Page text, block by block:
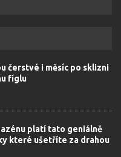
čerstvé i měsíc po sklizni
fíglu
platí tato geniálně
které ušetříte za drahou